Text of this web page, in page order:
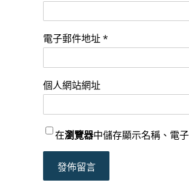
電子郵件地址*
個人網站網址
在瀏覽器中儲存顯示名稱、電